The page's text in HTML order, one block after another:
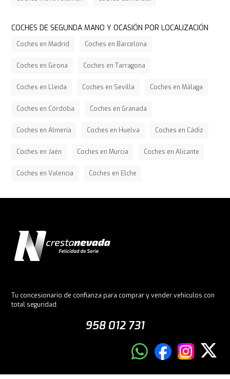
COCHES DE SEGUNDA MANO Y OCASIÓN POR LOCALIZACIÓN
Coches en Madrid Coches en Barcelona
Coches en Girona Coches en Tarragona
Coches en Lleida Coches en Sevilla Coches en Málaga
Coches en Córdoba Coches en Granada
Coches en Almería Coches en Huelva Coches en Cádiz
Coches en Jaén Coches en Murcia Coches en Alicante
Coches en Valencia Coches en Elche
Tu concesionario de confianza para comprar y vender vehículos con
total seguridad.
958 012 731